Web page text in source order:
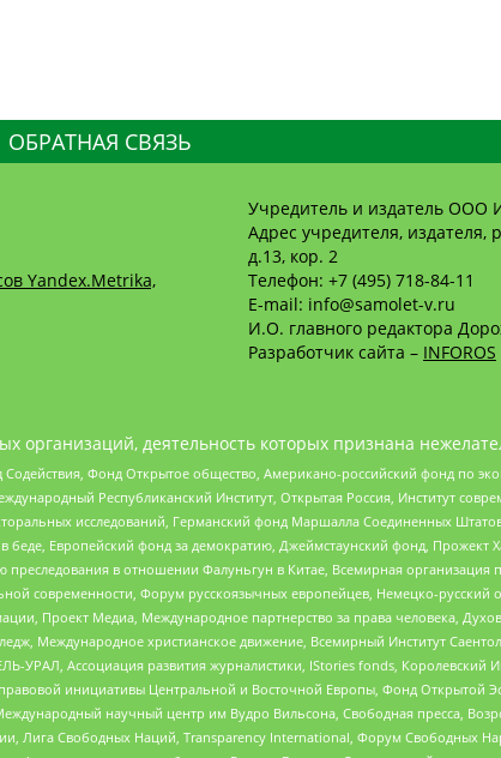
ОБРАТНАЯ СВЯЗЬ
Yandex.Metrika,
Учредитель и издатель ООО
Адрес учредителя, издателя,
д.13, кор. 2
Телефон: +7 (495) 718-84-11
E-mail: info@samolet-v.ru
И.О. главного редактора
Разработчик сайта – INFOROS
деятельность которых признана
Фонд Открытое общество, Американо-российский фонд по
Республиканский Институт, Открытая Россия, Институт
исследований, Германский фонд Маршалла Соединенных
беде, Европейский фонд за демократию, Джеймстаунский фонд,
в отношении Фалуньгун в Китае, Всемирная
современности, Форум русскоязычных европейцев, Немецко-
Проект Медиа, Международное партнерство за права человека,
Международное христианское движение, Всемирный Институт
Ассоциация развития журналистики, IStories fonds,
инициативы Центральной и Восточной Европы, Фонд Открытой
научный центр им Вудро Вильсона, Свободная пресса,
Лига Свободных Наций, Transparеncy International, Форум Свободных